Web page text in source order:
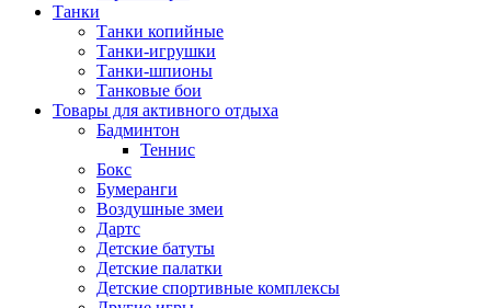
Танки
Танки копийные
Танки-игрушки
Танки-шпионы
Танковые бои
Товары для активного отдыха
Бадминтон
Теннис
Бокс
Бумеранги
Воздушные змеи
Дартс
Детские батуты
Детские палатки
Детские спортивные комплексы